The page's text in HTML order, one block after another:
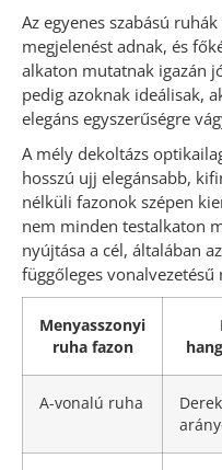
Az egyenes szabású
megjelenést adnak, és
alkaton mutatnak igazán
pedig azoknak ideálisak,
elegáns egyszerűségre
A mély dekoltázs
hosszú ujj elegánsabb,
nélküli fazonok szépen
nem minden testalkaton
nyújtása a cél, általában
függőleges
Menyasszonyi
ruha fazon
A-vonalú ruha